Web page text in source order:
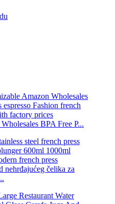
BPA Free P...
nehrđajućeg čelika za